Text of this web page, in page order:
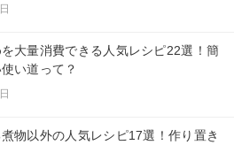
大量消費できる人気レシピ22選！簡
い道って？
物以外の人気レシピ17選！作り置き